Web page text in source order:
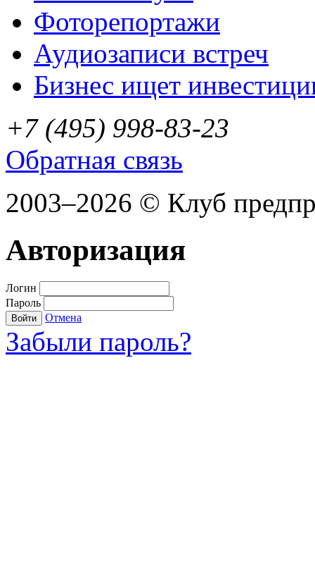
Фоторепортажи
Аудиозаписи встреч
Бизнес ищет
+7 (495) 998-83-23
Обратная связь
2003–2026 © Клуб
Авторизация
Логин
Пароль
Войти Отмена
Забыли пароль?